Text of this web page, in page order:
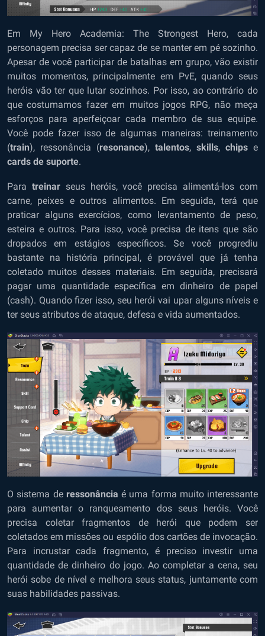
Em My Hero Academia: The Strongest Hero, cada
personagem precisa ser capaz de se manter em pé sozinho.
Apesar de você participar de batalhas em grupo, vão existir
muitos momentos, principalmente em PvE, quando seus
heróis vão ter que lutar sozinhos. Por isso, ao contrário do
que costumamos fazer em muitos jogos RPG, não meça
esforços para aperfeiçoar cada membro de sua equipe.
Você pode fazer isso de algumas maneiras: treinamento
(train), ressonância (resonance), talentos, skills, chips e
cards de suporte.
Para treinar seus heróis, você precisa alimentá-los com
carne, peixes e outros alimentos. Em seguida, terá que
praticar alguns exercícios, como levantamento de peso,
esteira e outros. Para isso, você precisa de itens que são
dropados em estágios específicos. Se você progrediu
bastante na história principal, é provável que já tenha
coletado muitos desses materiais. Em seguida, precisará
pagar uma quantidade específica em dinheiro de papel
(cash). Quando fizer isso, seu herói vai upar alguns níveis e
ter seus atributos de ataque, defesa e vida aumentados.
O sistema de ressonância é uma forma muito interessante
para aumentar o ranqueamento dos seus heróis. Você
precisa coletar fragmentos de herói que podem ser
coletados em missões ou espólio dos cartões de invocação.
Para incrustar cada fragmento, é preciso investir uma
quantidade de dinheiro do jogo. Ao completar a cena, seu
herói sobe de nível e melhora seus status, juntamente com
suas habilidades passivas.